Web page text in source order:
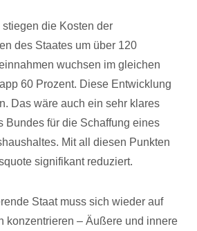
die Kosten der
des Staates um über 120
wuchsen im gleichen
60 Prozent. Diese Entwicklung
Das wäre auch ein sehr klares
Bundes für die Schaffung eines
Mit all diesen Punkten
signifikant reduziert.
Staat muss sich wieder auf
konzentrieren – Äußere und innere